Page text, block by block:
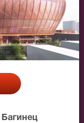
Багинец